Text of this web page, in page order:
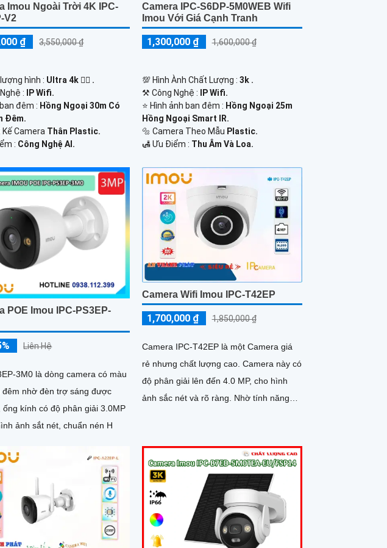
Imou Ngoài Trời 4K IPC-
V2
₫ 3,550,000 ₫
hình : Ultra 4k 👍🏾 .
:
IP Wifi.
đêm : Hồng Ngoại 30m Có
Đêm.
Camera Thân Plastic.
: Công Nghệ AI.
Camera IPC-S6DP-5M0WEB Wifi
Imou Với Giá Cạnh Tranh
1,300,000 ₫ 1,600,000 ₫
💯 Hình Ành Chất Lượng : 3k .
⚒ Công Nghệ :
IP Wifi.
⭐ Hình ảnh ban đêm : Hồng Ngoại 25m
Hồng Ngoại Smart IR.
🔩 Camera Theo Mẫu Plastic.
️🛃 Ưu Điểm : Thu Âm Và Loa.
POE Imou IPC-PS3EP-
Liên Hệ
3M0 là dòng camera có màu
đêm nhờ đèn trợ sáng được
ống kính có độ phân giải 3.0MP
ảnh sắt nét, chuẩn nén H
Camera Wifi Imou IPC-T42EP
1,700,000 ₫ 1,850,000 ₫
Camera IPC-T42EP là một Camera giá
rẻ nhưng chất lượng cao. Camera này có
độ phân giải lên đến 4.0 MP, cho hình
ảnh sắc nét và rõ ràng. Nhờ tính năng